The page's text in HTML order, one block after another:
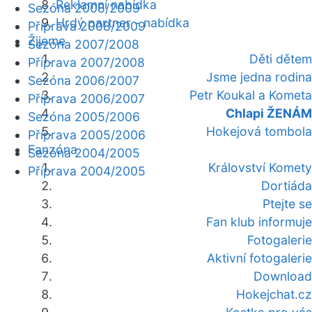
Reklamní nabídka
Hrdý partner - nabídka
Žijeme
Děti dětem
Jsme jedna rodina
Petr Koukal a Kometa
Chlapi ŽENÁM
Hokejová tombola
Fanzóna
Království Komety
Dortiáda
Ptejte se
Fan klub informuje
Fotogalerie
Aktivní fotogalerie
Download
Hokejchat.cz
Sezóna 2008/2009
Příprava 2008/2009
Sezóna 2007/2008
Příprava 2007/2008
Sezóna 2006/2007
Příprava 2006/2007
Sezóna 2005/2006
Příprava 2005/2006
Sezóna 2004/2005
Příprava 2004/2005